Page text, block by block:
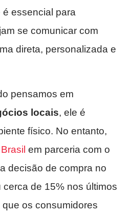
é essencial para
se comunicar com
direta, personalizada e
pensamos em
locais, ele é
físico. No entanto,
em parceria com o
decisão de compra no
de 15% nos últimos
os consumidores